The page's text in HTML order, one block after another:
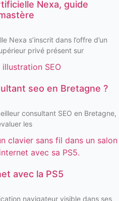
Nexa, guide
Nexa s’inscrit dans l’offre d’un
privé présent sur
seo en Bretagne ?
consultant SEO en Bretagne,
les
avec la PS5
navigateur visible dans ses